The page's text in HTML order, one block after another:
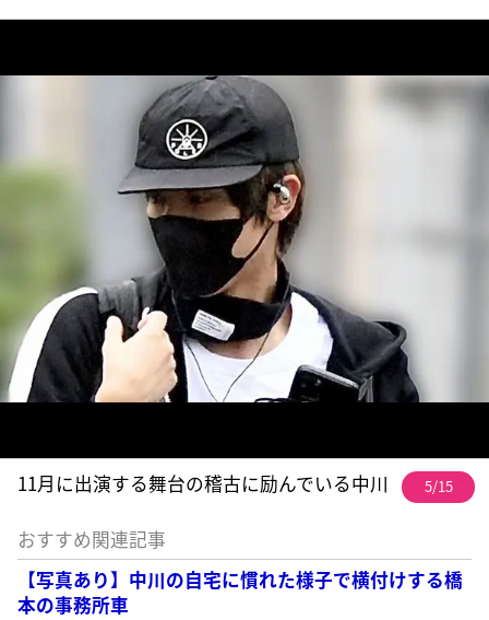
11月に出演する舞台の稽古に励んでいる中川 5/15
おすすめ関連記事
【写真あり】中川の自宅に慣れた様子で横付けする橋
本の事務所車